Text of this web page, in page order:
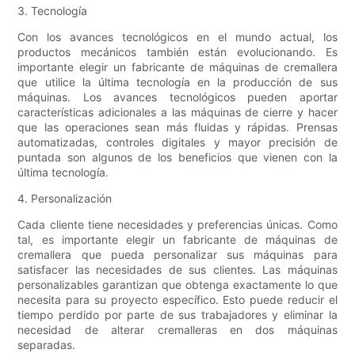
3. Tecnología
Con los avances tecnológicos en el mundo actual, los
productos mecánicos también están evolucionando. Es
importante elegir un fabricante de máquinas de cremallera
que utilice la última tecnología en la producción de sus
máquinas. Los avances tecnológicos pueden aportar
características adicionales a las máquinas de cierre y hacer
que las operaciones sean más fluidas y rápidas. Prensas
automatizadas, controles digitales y mayor precisión de
puntada son algunos de los beneficios que vienen con la
última tecnología.
4. Personalización
Cada cliente tiene necesidades y preferencias únicas. Como
tal, es importante elegir un fabricante de máquinas de
cremallera que pueda personalizar sus máquinas para
satisfacer las necesidades de sus clientes. Las máquinas
personalizables garantizan que obtenga exactamente lo que
necesita para su proyecto específico. Esto puede reducir el
tiempo perdido por parte de sus trabajadores y eliminar la
necesidad de alterar cremalleras en dos máquinas
separadas.